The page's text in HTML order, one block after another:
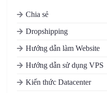
Chia sẻ
Dropshipping
Hướng dẫn làm Website
Hướng dẫn sử dụng VPS
Kiến thức Datacenter